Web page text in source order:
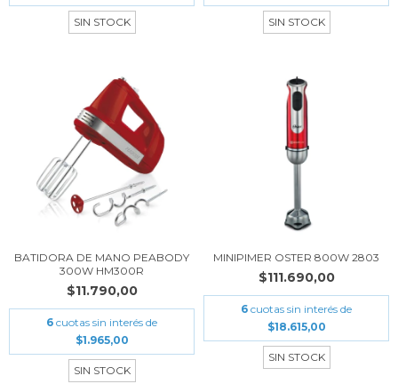
SIN STOCK SIN STOCK
BATIDORA DE MANO PEABODY
300W HM300R
$11.790,00
6 cuotas sin interés de
$1.965,00
SIN STOCK
MINIPIMER OSTER 800W 2803
$111.690,00
6 cuotas sin interés de
$18.615,00
SIN STOCK